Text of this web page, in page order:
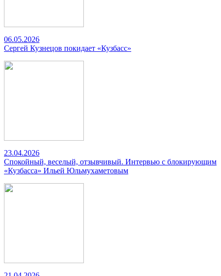
06.05.2026
Сергей Кузнецов покидает «Кузбасс»
23.04.2026
Спокойный, веселый, отзывчивый. Интервью с блокирующим
«Кузбасса» Ильей Юльмухаметовым